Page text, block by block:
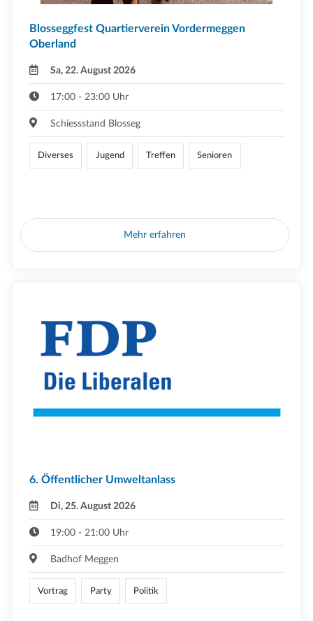
Blosseggfest Quartierverein Vordermeggen
Oberland
Sa, 22. August 2026
17:00 - 23:00 Uhr
Schiessstand Blosseg
Diverses Jugend Treffen Senioren
Mehr erfahren
6. Öffentlicher Umweltanlass
Di, 25. August 2026
19:00 - 21:00 Uhr
Badhof Meggen
Vortrag Party Politik